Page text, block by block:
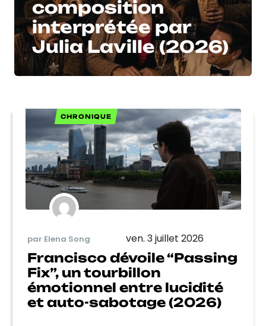
composition
interprétée par
Julia Laville (2026)
CHRONIQUE
par Elena Song ven. 3 juillet 2026
Francisco dévoile “Passing
Fix”, un tourbillon
émotionnel entre lucidité
et auto-sabotage (2026)